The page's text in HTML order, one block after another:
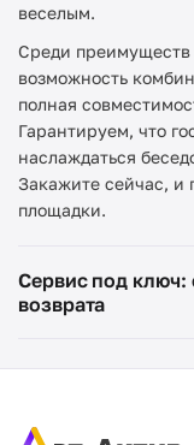
веселым.
Среди
возможность
полная
Гарантируем, что
наслаждаться
Закажите сейчас, и
площадки.
Сервис под ключ:
возврата